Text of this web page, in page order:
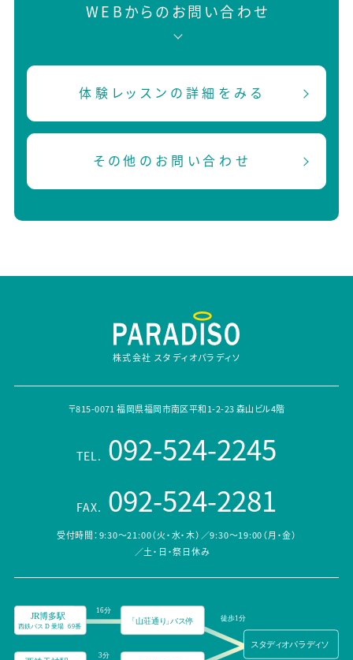
WEBからのお問い合わせ
体験レッスンの詳細をみる
その他のお問い合わせ
株式会社 スタディオパラディソ
〒815-0071 福岡県福岡市南区平和1-2-23 森山ビル4階
TEL. 092-524-2245
FAX. 092-524-2281
受付時間：9:30～21:00（火・水・木）／9:30～19:00（月・金）
／土・日・祭日休み